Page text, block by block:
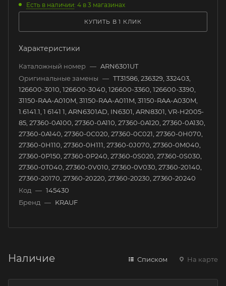
Есть в наличии: 4 в 3 магазинах
КУПИТЬ В 1 КЛИК
Характеристики
Каталожный номер — ARN6301UT
Оригинальные замены — TT31586, 236329, 332403,
126600-3010, 126600-3040, 126600-3360, 126600-3390,
31150-RAA-A010M, 31150-RAA-A011M, 31150-RAA-A030M,
1.6141.1, 1 6141 1, ARN6301AD, IN6301, ARN8301, VR-H2005-
85, 27360-0A100, 27360-0A110, 27360-0A120, 27360-0A130,
27360-0A140, 27360-0C020, 27360-0C021, 27360-0H070,
27360-0H110, 27360-0H111, 27360-0J070, 27360-0M040,
27360-0P150, 27360-0P240, 27360-0S020, 27360-0S030,
27360-0T040, 27360-0V010, 27360-0V030, 27360-20140,
27360-20170, 27360-20220, 27360-20230, 27360-20240
Код — 145430
Бренд — KRAUF
Наличие Списком На карте